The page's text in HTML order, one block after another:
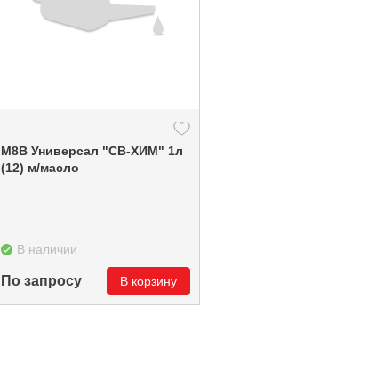
М8В Универсал "СВ-ХИМ" 1л
(12) м/масло
В наличии
По запросу В корзину